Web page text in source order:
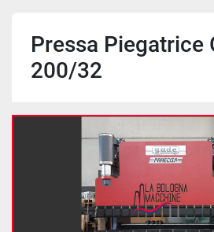
Pressa Piegatrice
200/32